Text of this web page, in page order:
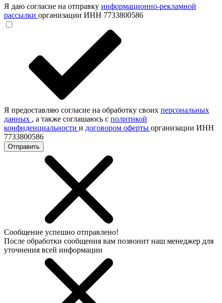
Я даю согласие на отправку информационно-рекламной
рассылки организации ИНН 7733800586
Я предоставляю согласие на обработку своих персональных
данных , а также соглашаюсь с политикой
конфиденциальности и договором оферты организации ИНН
7733800586
Отправить
Сообщение успешно отправлено!
После обработки сообщения вам позвонит наш менеджер для
уточнения всей информации